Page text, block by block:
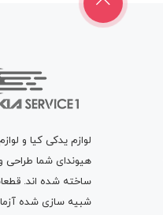
لوازم یدکی کیا و
هیوندای شما طراحی
ساخته شده اند.
شبیه سازی شده